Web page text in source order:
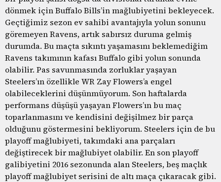
dönmek için Buffalo Bills’in mağlubiyetini bekleyecek.
Geçtiğimiz sezon ev sahibi avantajıyla yolun sonunu
göremeyen Ravens, artık sabırsız duruma gelmiş
durumda. Bu maçta sıkıntı yaşamasını beklemediğim
Ravens takımının kafası Buffalo gibi yolun sonunda
olabilir. Pas savunmasında zorluklar yaşayan
Steelers’ın özellikle WR Zay Flowers’a engel
olabileceklerini düşünmüyorum. Son haftalarda
performans düşüşü yaşayan Flowers’ın bu maç
toparlanmasını ve kendisini değişilmez bir parça
olduğunu göstermesini bekliyorum. Steelers için de bu
playoff mağlubiyeti, takımdaki ana parçaları
değiştirecek bir mağlubiyet olabilir. En son playoff
galibiyetini 2016 sezonunda alan Steelers, beş maçlık
playoff mağlubiyet serisini de altı maça çıkaracak gibi.